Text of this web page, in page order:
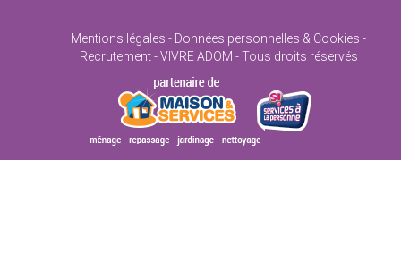
Mentions légales
Données personnelles & Cookies
Recrutement
VIVRE ADOM - Tous droits réservés